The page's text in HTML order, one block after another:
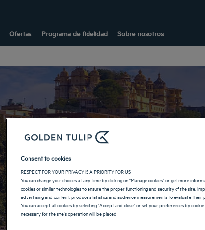
Ofertas Programa de fidelidad Sobre nosotros
Hoteles en
VOLVER A LA PÁGINA DE INDIA
Consent to cookies
RESPECT FOR YOUR PRIVACY IS A PRIORITY FOR US
You can change your choices at any time by clicking on "Manage cookies" or get more
cookies or similar technologies to ensure the proper functioning and security of the site,
advertising and content, produce statistics and audience measurements to evaluate their
You can accept all cookies by selecting "Accept and close" or set your preferences by
necessary for the site's operation will be placed.